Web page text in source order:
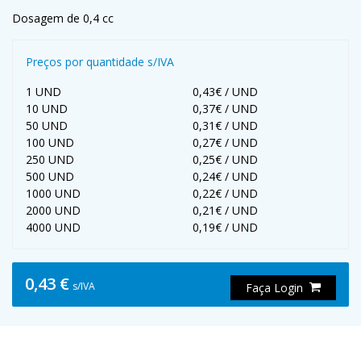
Dosagem de 0,4 cc
Preços por quantidade s/IVA
1 UND
0,43€ / UND
10 UND
0,37€ / UND
50 UND
0,31€ / UND
100 UND
0,27€ / UND
250 UND
0,25€ / UND
500 UND
0,24€ / UND
1000 UND
0,22€ / UND
2000 UND
0,21€ / UND
4000 UND
0,19€ / UND
0,43 € s/IVA Faça Login